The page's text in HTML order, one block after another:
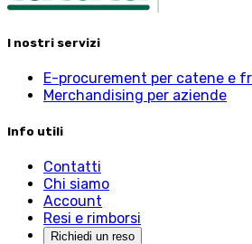
I nostri servizi
E-procurement per catene e
Merchandising per aziende
Info utili
Contatti
Chi siamo
Account
Resi e rimborsi
Richiedi un reso